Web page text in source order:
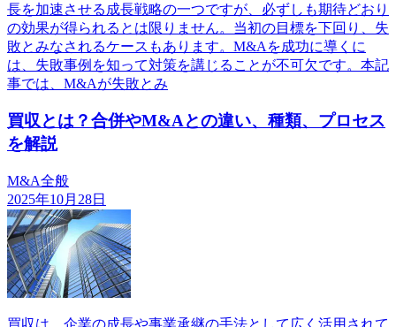
長を加速させる成長戦略の一つですが、必ずしも期待どおり
の効果が得られるとは限りません。当初の目標を下回り、失
敗とみなされるケースもあります。M&Aを成功に導くに
は、失敗事例を知って対策を講じることが不可欠です。本記
事では、M&Aが失敗とみ
買収とは？合併やM&Aとの違い、種類、プロセス
を解説
M&A全般
2025年10月28日
買収は、企業の成長や事業承継の手法として広く活用されて